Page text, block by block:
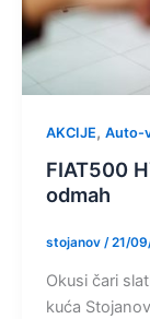
AKCIJE, Auto-
FIAT500
odmah
stojanov /21/
Okusi čari
kuća